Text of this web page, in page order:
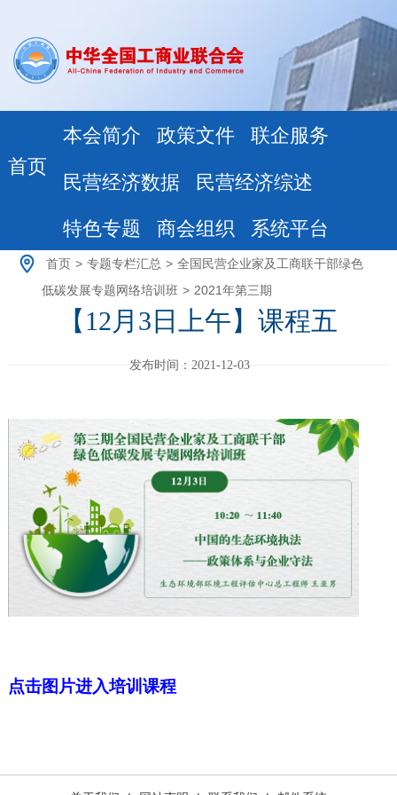
首页
本会简介 政策文件 联企服务
民营经济数据 民营经济综述
特色专题 商会组织 系统平台
首页 > 专题专栏汇总 > 全国民营企业家及工商联干部绿色
低碳发展专题网络培训班 > 2021年第三期
【12月3日上午】课程五
发布时间：2021-12-03
点击图片进入培训课程